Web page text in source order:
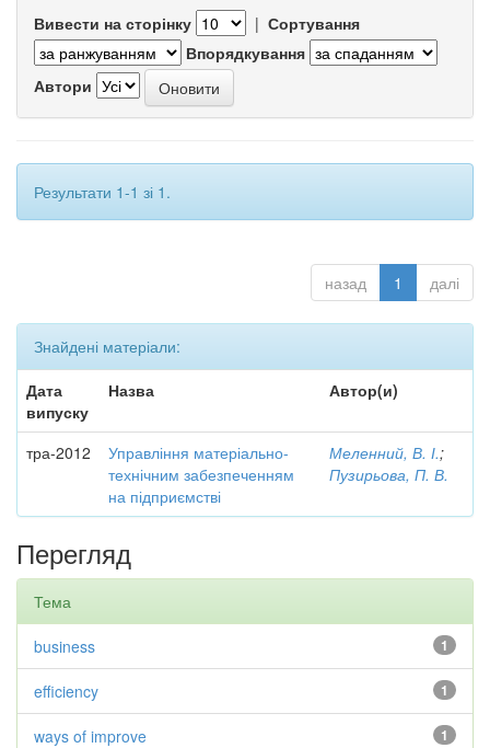
Вивести на сторінку | Сортування
Впорядкування
Автори
Результати 1-1 зі 1.
назад 1 далі
Знайдені матеріали:
Дата
випуску
Назва Автор(и)
тра-2012
Управління матеріально-
технічним забезпеченням
на підприємстві
Меленний, В. І.;
Пузирьова, П. В.
Перегляд
Тема
1
business
1
efficiency
1
ways of improve